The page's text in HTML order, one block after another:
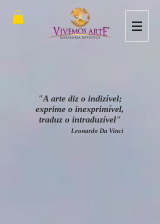
"A arte diz o indizível;
exprime o inexprimível,
traduz o intraduzível"
Leonardo Da Vinci